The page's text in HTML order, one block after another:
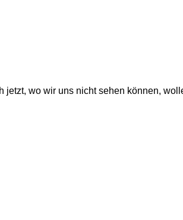
wo wir uns nicht sehen können,